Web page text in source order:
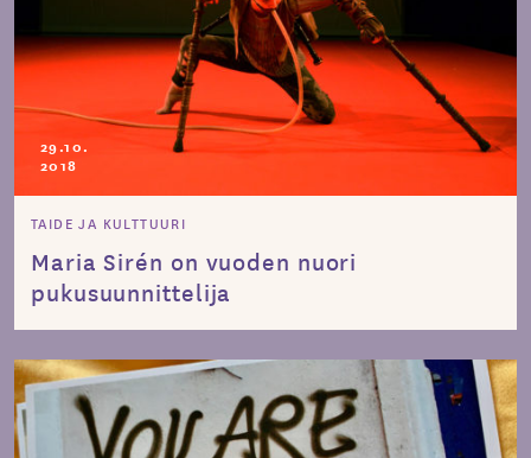
29.10.
2018
TAIDE JA KULTTUURI
Maria Sirén on vuoden nuori
pukusuunnittelija